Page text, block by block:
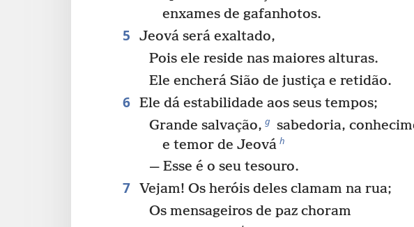
enxames de gafanhotos.
5
Jeová será exaltado,
Pois ele reside nas maiores alturas.
Ele encherá Sião de justiça e retidão.
6 Ele dá estabilidade aos seus tempos;
Grande salvação, g sabedoria,
e temor de Jeová h
— Esse é o seu tesouro.
7 Vejam! Os heróis deles clamam na rua;
Os mensageiros de paz choram